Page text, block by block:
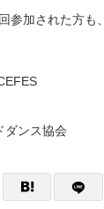
参加された方も
ダンス協会